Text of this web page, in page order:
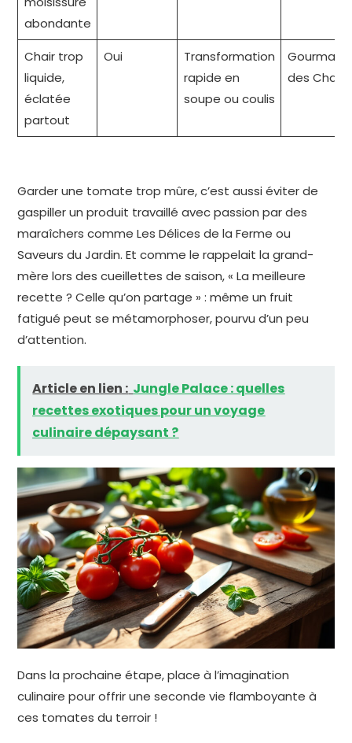
abondante
Chair trop
liquide,
éclatée
partout
Oui
Transformation
rapide en
soupe ou coulis
des
Garder une tomate trop mûre, c’est aussi éviter de
gaspiller un produit travaillé avec passion par des
maraîchers comme Les Délices de la Ferme ou
Saveurs du Jardin. Et comme le rappelait la grand-
mère lors des cueillettes de saison, « La meilleure
recette ? Celle qu’on partage » : même un fruit
fatigué peut se métamorphoser, pourvu d’un peu
d’attention.
Article en lien : Jungle Palace : quelles
recettes exotiques pour un voyage
culinaire dépaysant ?
Dans la prochaine étape, place à l’imagination
culinaire pour offrir une seconde vie flamboyante à
ces tomates du terroir !